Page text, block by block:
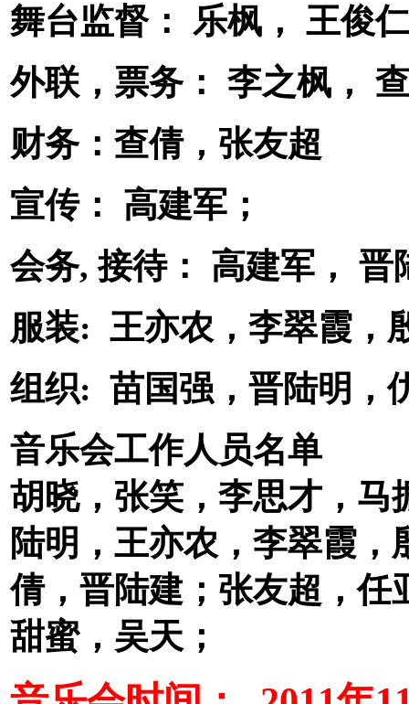
舞台监督： 乐枫， 王俊
外联，票务： 李之枫，
财务：查倩，张友超
宣传： 高建军；
会务, 接待： 高建军， 晋
服装: 王亦农，李翠霞，
组织: 苗国强，晋陆明，
音乐会工作人员名单
胡晓，张笑，李思才，马
陆明，王亦农，李翠霞
倩，晋陆建；张友超，任
甜蜜，吴天；